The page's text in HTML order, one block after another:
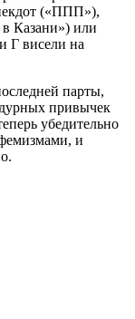
(«ППП»),
Казани») или
Г висели на
парты,
привычек
убедительно
и